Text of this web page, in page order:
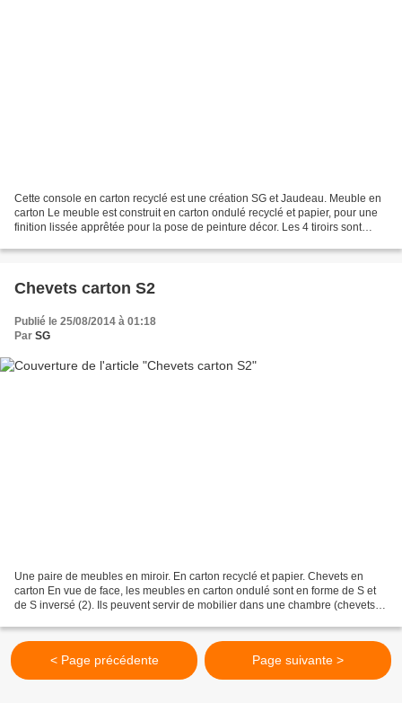
Cette console en carton recyclé est une création SG et Jaudeau. Meuble en
carton Le meuble est construit en carton ondulé recyclé et papier, pour une
finition lissée apprêtée pour la pose de peinture décor. Les 4 tiroirs sont
Chevets carton S2
Publié le 25/08/2014 à 01:18
Par SG
Une paire de meubles en miroir. En carton recyclé et papier. Chevets en
carton En vue de face, les meubles en carton ondulé sont en forme de S et
de S inversé (2). Ils peuvent servir de mobilier dans une chambre (chevets)
< Page précédente Page suivante >